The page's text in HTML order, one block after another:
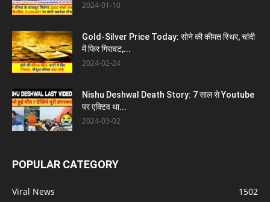
2024-01-10
Gold-Silver Price Today: सोने की कीमत स्थिर, चांदी
में फिर गिरावट,...
2024-02-24
Nishu Deshwal Death Story: 7 साल से Youtube
पर एक्टिव था...
2024-03-02
POPULAR CATEGORY
Viral News
1502